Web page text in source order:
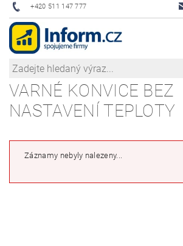
+420 511 147 777
VARNÉ KONVICE BEZ
NASTAVENÍ TEPLOTY
Záznamy nebyly nalezeny...